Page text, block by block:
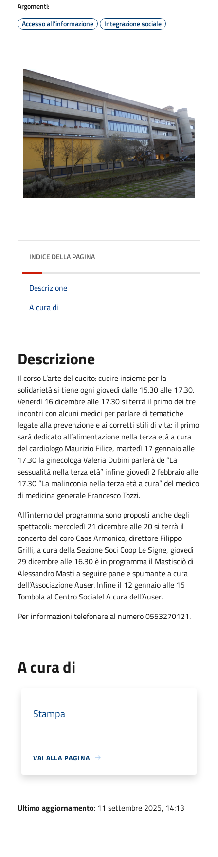
Argomenti:
Accesso all'informazione
Integrazione sociale
INDICE DELLA PAGINA
Descrizione
A cura di
Descrizione
Il corso L’arte del cucito: cucire insieme per la
solidarietà si tiene ogni giovedì dalle 15.30 alle 17.30.
Venerdì 16 dicembre alle 17.30 si terrà il primo dei tre
incontri con alcuni medici per parlare di tematiche
legate alla prevenzione e ai corretti stili di vita: il primo
sarà dedicato all’alimentazione nella terza età a cura
del cardiologo Maurizio Filice, martedì 17 gennaio alle
17.30 la ginecologa Valeria Dubini parlerà de “La
sessualità nella terza età” infine giovedì 2 febbraio alle
17.30 “La malinconia nella terza età a cura” del medico
di medicina generale Francesco Tozzi.
All’interno del programma sono proposti anche degli
spettacoli: mercoledì 21 dicembre alle 20 si terrà il
concerto del coro Caos Armonico, direttore Filippo
Grilli, a cura della Sezione Soci Coop Le Signe, giovedì
29 dicembre alle 16.30 è in programma il Mastisciò di
Alessandro Masti a seguire pane e spumante a cura
dell’Associazione Auser. Infine il 12 gennaio alle 15
Tombola al Centro Sociale! A cura dell’Auser.
Per informazioni telefonare al numero 0553270121.
A cura di
Stampa
VAI ALLA PAGINA
Ultimo aggiornamento: 11 settembre 2025, 14:13